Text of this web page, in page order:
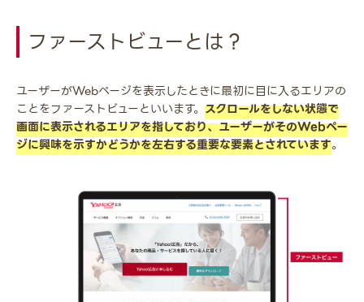
ファーストビューとは？
ユーザーがWebページを表示したときに最初に目に入るエリアの
ことをファーストビューといいます。 スクロールをしない状態で
画面に表示されるエリアを指しており、ユーザーがそのWebペー
ジに興味を示すかどうかを左右する重要な要素とされています。